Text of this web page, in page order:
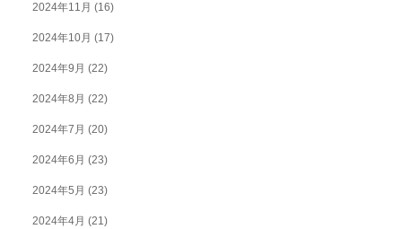
2024年11月 (16)
2024年10月 (17)
2024年9月 (22)
2024年8月 (22)
2024年7月 (20)
2024年6月 (23)
2024年5月 (23)
2024年4月 (21)